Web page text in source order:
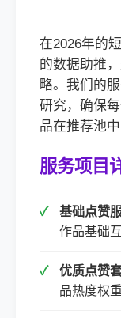
在2026年的
的数据助推
略。我们的
研究，确保
品在推荐池中
服务项目
基础点赞服
作品基础
优质点赞套
品热度权重